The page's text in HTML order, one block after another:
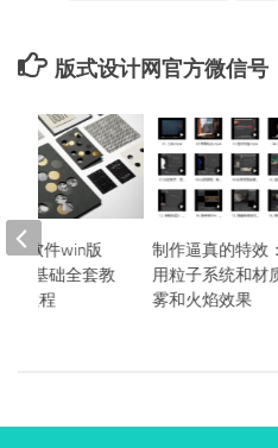
版式设计网官方微信号
制作逼真的特效
用粒子系统和材
雾和火焰效果
画软件win版
+零基础全套教
计教程